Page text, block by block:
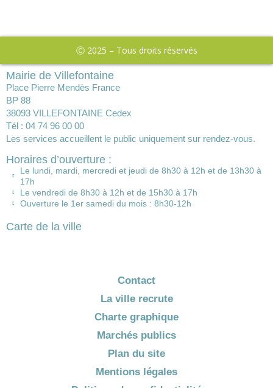
Ⓒ 2025 – Tous droits réservés
Mairie de Villefontaine
Place Pierre Mendès France
BP 88
38093 VILLEFONTAINE Cedex
Tél : 04 74 96 00 00
Les services accueillent le public uniquement sur rendez-vous.
Horaires d’ouverture :
Le lundi, mardi, mercredi et jeudi de 8h30 à 12h et de 13h30 à
17h
Le vendredi de 8h30 à 12h et de 15h30 à 17h
Ouverture le 1er samedi du mois : 8h30-12h
Carte de la ville
Contact
La ville recrute
Charte graphique
Marchés publics
Plan du site
Mentions légales